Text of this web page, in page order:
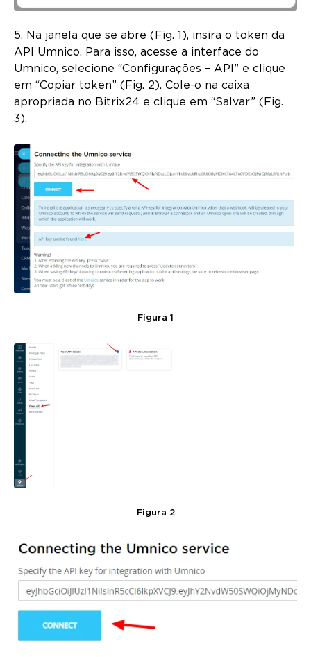
5. Na janela que se abre (Fig. 1), insira o token da
API Umnico. Para isso, acesse a interface do
Umnico, selecione “Configurações – API” e clique
em “Copiar token” (Fig. 2). Cole-o na caixa
apropriada no Bitrix24 e clique em “Salvar” (Fig.
3).
Figura 1
Figura 2